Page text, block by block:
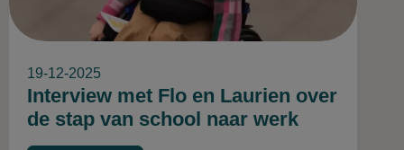
19-12-2025
Interview met Flo en Laurien over
de stap van school naar werk